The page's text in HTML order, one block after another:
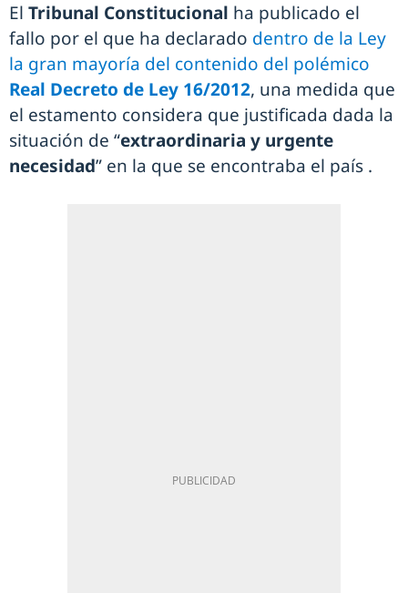
El Tribunal Constitucional ha publicado el
fallo por el que ha declarado dentro de la Ley
la gran mayoría del contenido del polémico
Real Decreto de Ley 16/2012, una medida que
el estamento considera que justificada dada la
situación de “extraordinaria y urgente
necesidad” en la que se encontraba el país .